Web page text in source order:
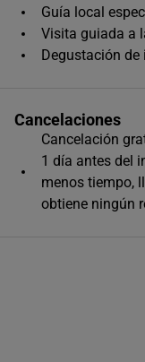
31
Horas
Único horario
Guía local
Visita guiada a
Degustación de
Cancelaciones
Cancelación
1 día antes del
menos tiempo,
obtiene ningún